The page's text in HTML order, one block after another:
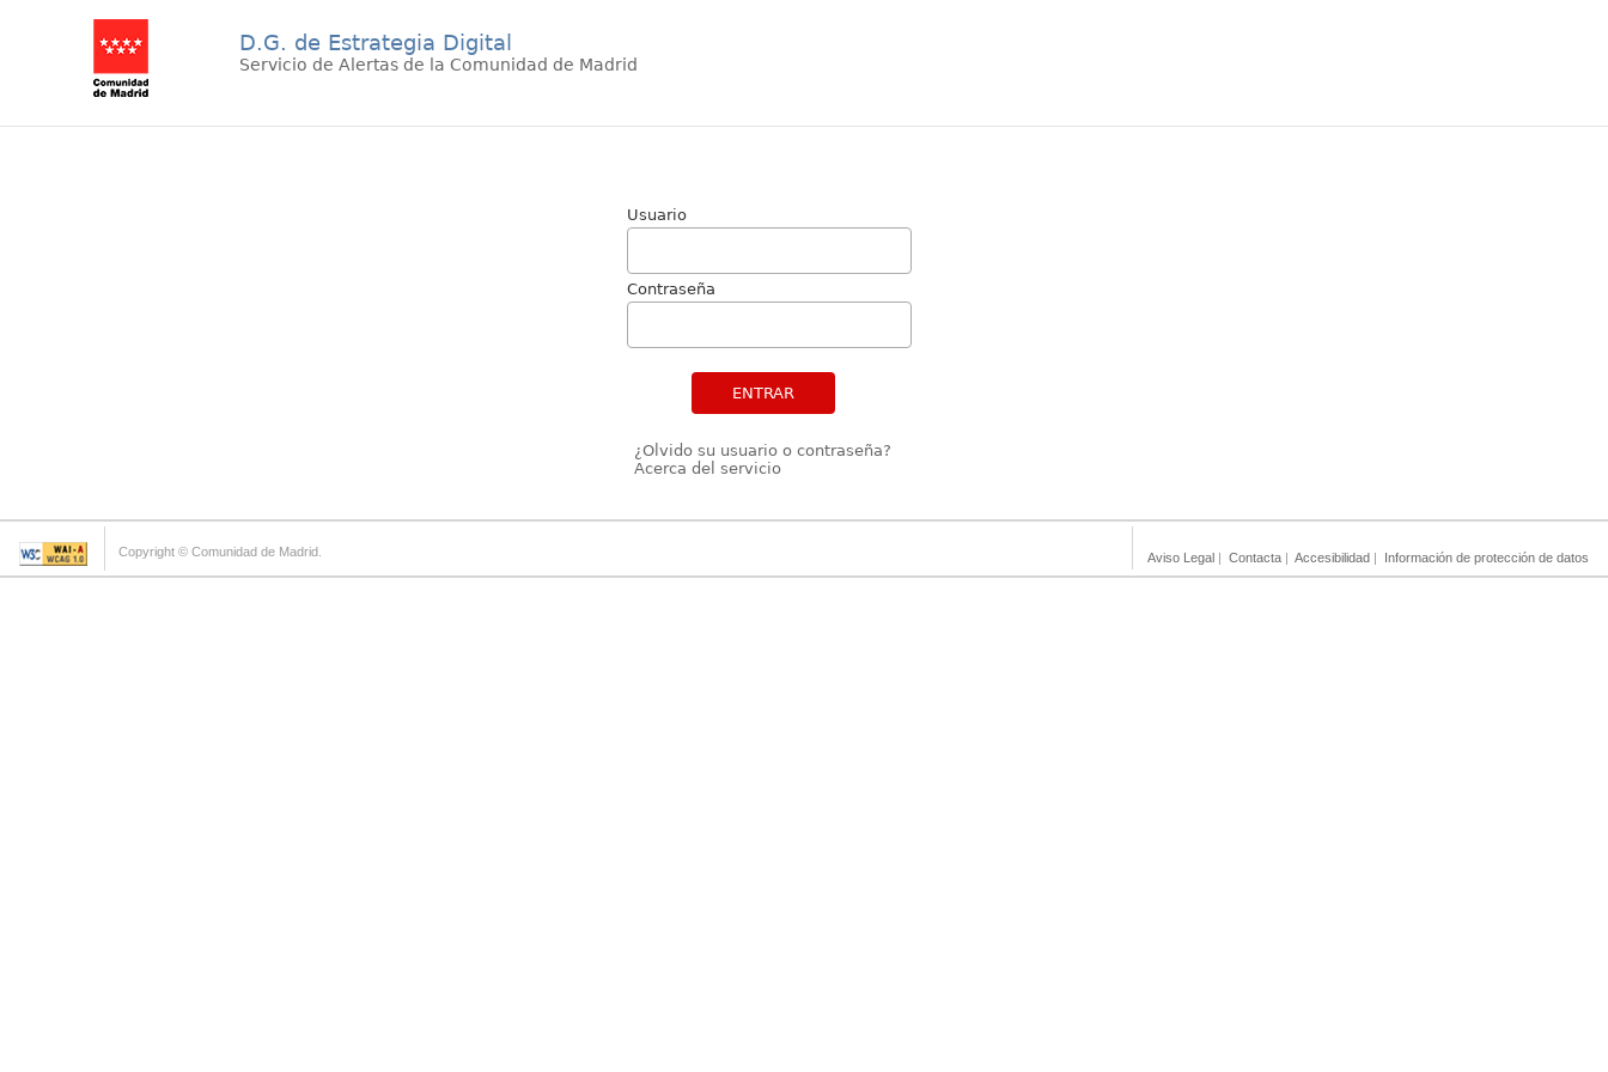
D.G. de Estrategia Digital
Servicio de Alertas de la Comunidad de Madrid
Usuario
Contraseña
ENTRAR
¿Olvido su usuario o contraseña?
Acerca del servicio
Copyright © Comunidad de Madrid. Aviso Legal | Contacta | Accesibilidad | Información de protección de datos